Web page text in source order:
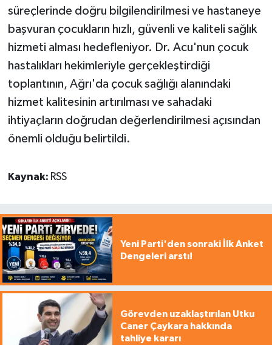
süreçlerinde doğru bilgilendirilmesi ve hastaneye
başvuran çocukların hızlı, güvenli ve kaliteli sağlık
hizmeti alması hedefleniyor. Dr. Acu'nun çocuk
hastalıkları hekimleriyle gerçekleştirdiği
toplantının, Ağrı'da çocuk sağlığı alanındaki
hizmet kalitesinin artırılması ve sahadaki
ihtiyaçların doğrudan değerlendirilmesi açısından
önemli olduğu belirtildi.
Kaynak: RSS
Yeni Parti'den sonraki İlk Anket
Dengeleri arstı!
Görevden uzaklaştırılan Utku
Caner Çaykara hakkında
tahliye kararı